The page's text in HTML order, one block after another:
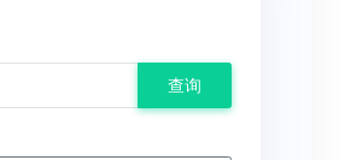
查询